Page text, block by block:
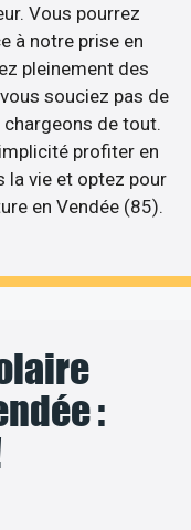
Vous pourrez
à notre prise en
pleinement des
souciez pas de
de tout.
profiter en
la vie et optez pour
en Vendée (85).
: